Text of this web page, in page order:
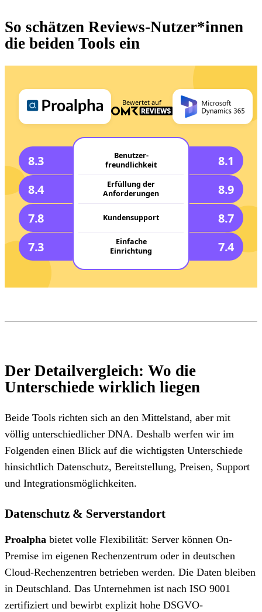
So schätzen Reviews-Nutzer*innen
die beiden Tools ein
Bewertet auf
8.3
Benutzer-
freundlichkeit
8.1
8.4
Erfüllung der
Anforderungen
8.9
7.8
Kundensupport
8.7
7.3
Einfache
Einrichtung
7.4
Der Detailvergleich: Wo die
Unterschiede wirklich liegen
Beide Tools richten sich an den Mittelstand, aber mit
völlig unterschiedlicher DNA. Deshalb werfen wir im
Folgenden einen Blick auf die wichtigsten Unterschiede
hinsichtlich Datenschutz, Bereitstellung, Preisen, Support
und Integrationsmöglichkeiten.
Datenschutz & Serverstandort
Proalpha bietet volle Flexibilität: Server können On-
Premise im eigenen Rechenzentrum oder in deutschen
Cloud-Rechenzentren betrieben werden. Die Daten bleiben
in Deutschland. Das Unternehmen ist nach ISO 9001
zertifiziert und bewirbt explizit hohe DSGVO-